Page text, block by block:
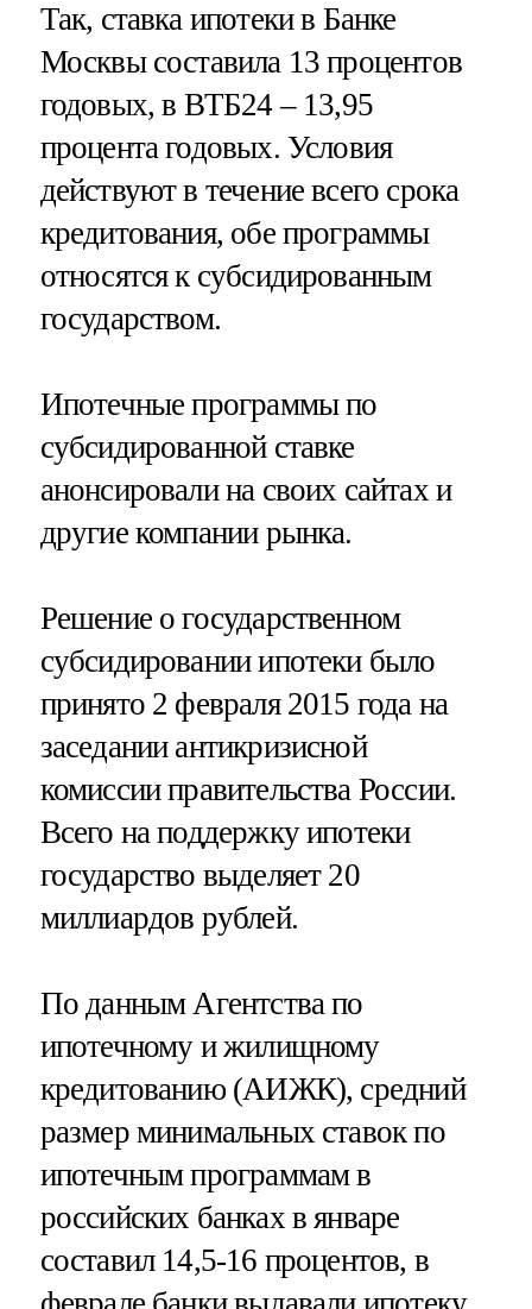
Так, ставка ипотеки в Банке
Москвы составила 13 процентов
годовых, в ВТБ24 – 13,95
процента годовых. Условия
действуют в течение всего срока
кредитования, обе программы
относятся к субсидированным
государством.
Ипотечные программы по
субсидированной ставке
анонсировали на своих сайтах и
другие компании рынка.
Решение о государственном
субсидировании ипотеки было
принято 2 февраля 2015 года на
заседании антикризисной
комиссии правительства России.
Всего на поддержку ипотеки
государство выделяет 20
миллиардов рублей.
По данным Агентства по
ипотечному и жилищному
кредитованию (АИЖК), средний
размер минимальных ставок по
ипотечным программам в
российских банках в январе
составил 14,5-16 процентов, в